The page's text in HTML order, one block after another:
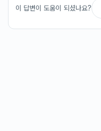
이 답변이 도움이 되셨나요?